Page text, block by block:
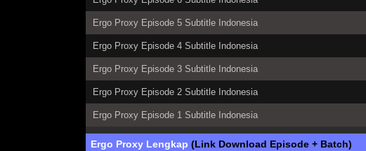
Ergo Proxy Episode 5 Subtitle Indonesia
Ergo Proxy Episode 4 Subtitle Indonesia
Ergo Proxy Episode 3 Subtitle Indonesia
Ergo Proxy Episode 2 Subtitle Indonesia
Ergo Proxy Episode 1 Subtitle Indonesia
Ergo Proxy Lengkap (Link Download Episode + Batch)